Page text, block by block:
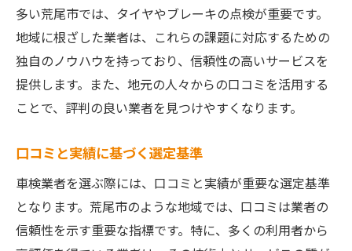
多い荒尾市では、タイヤやブレーキの点検が重要です。
地域に根ざした業者は、これらの課題に対応するための
独自のノウハウを持っており、信頼性の高いサービスを
提供します。また、地元の人々からの口コミを活用する
ことで、評判の良い業者を見つけやすくなります。
口コミと実績に基づく選定基準
車検業者を選ぶ際には、口コミと実績が重要な選定基準
となります。荒尾市のような地域では、口コミは業者の
信頼性を示す重要な指標です。特に、多くの利用者から